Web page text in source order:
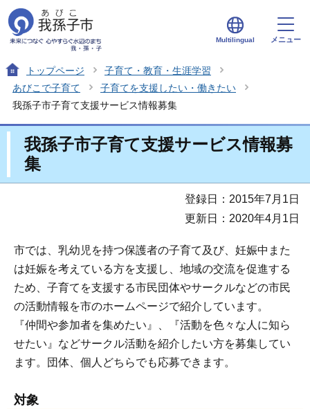
Multilingual メニュー
トップページ
子育て・教育・生涯学習
あびこで子育て
子育てを支援したい・働きたい
我孫子市子育て支援サービス情報募集
我孫子市子育て支援サービス情報募
集
登録日：2015年7月1日
更新日：2020年4月1日
市では、乳幼児を持つ保護者の子育て及び、妊娠中また
は妊娠を考えている方を支援し、地域の交流を促進する
ため、子育てを支援する市民団体やサークルなどの市民
の活動情報を市のホームページで紹介しています。
『仲間や参加者を集めたい』、『活動を色々な人に知ら
せたい』などサークル活動を紹介したい方を募集してい
ます。団体、個人どちらでも応募できます。
対象